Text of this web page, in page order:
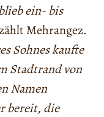
ein- bis
Mehrangez.
Sohnes kaufte
Stadtrand von
Namen
bereit, die